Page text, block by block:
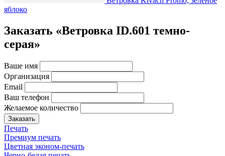
яблоко
Заказать «Ветровка ID.601 темно-
серая»
Ваше имя
Организация
Email
Ваш телефон
Желаемое количество
Заказать
Печать
Премиум печать
Цветная эконом-печать